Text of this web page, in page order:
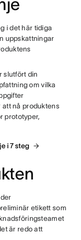
i det här tidiga
uppskattningar
slutfört din
om vilka
nå produktens
prototyper,
i 7 steg
etikett som
är redo att